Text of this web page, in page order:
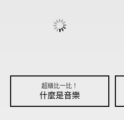
超級比一比！
什麼是音樂